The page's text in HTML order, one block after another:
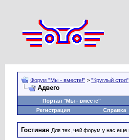
Форум "Мы - вместе!" > "Круглый стол"
Адвего
Портал "Мы - вместе"
Регистрация
Справка
Гостиная Для тех, чей форум у нас еще